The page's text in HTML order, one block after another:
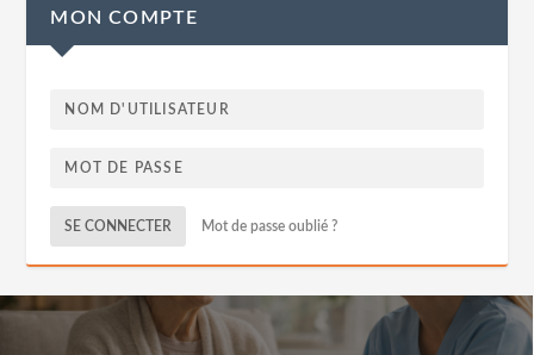
MON COMPTE
SE CONNECTER Mot de passe oublié ?